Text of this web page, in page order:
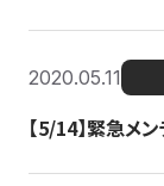
2020.05.11
【5/14】緊急メ